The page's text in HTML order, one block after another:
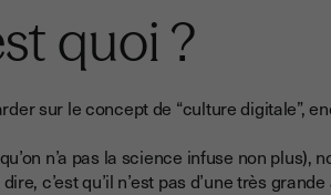
quoi ?
sur le concept de “culture digitale”,
n’a pas la science infuse non plus),
c’est qu’il n’est pas d’une très